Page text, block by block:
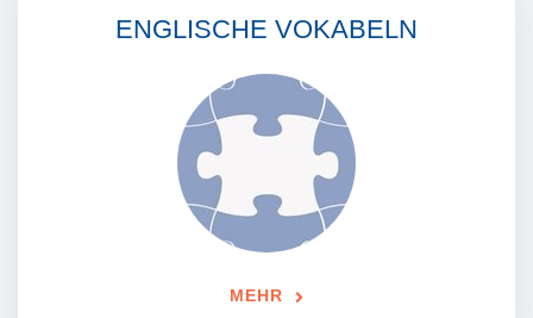
ENGLISCHE VOKABELN
MEHR